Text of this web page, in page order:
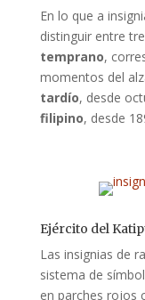
En lo que a
distinguir entre
temprano,
momentos del
tardío, desde
filipino, desde
Ejército del
Las insignias de
sistema de
en parches rojos